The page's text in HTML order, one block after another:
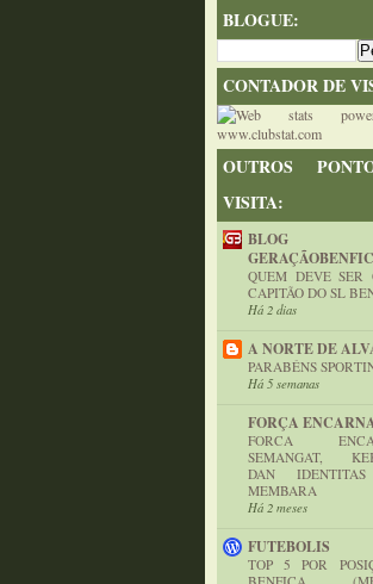
BLOGUE:
CONTADOR DE
OUTROS
VISITA:
BLOG
QUEM DEVE SER
CAPITÃO DO SL
Há 2 dias
A NORTE DE
PARABÉNS
Há 5 semanas
FORÇA
FORCA
SEMANGAT,
DAN
MEMBARA
Há 2 meses
FUTEBOLIS
TOP 5 POR